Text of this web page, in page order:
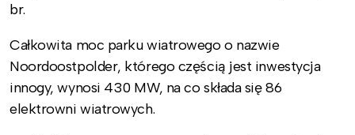
br.
Całkowita moc parku wiatrowego o nazwie
Noordoostpolder, którego częścią jest inwestycja
innogy, wynosi 430 MW, na co składa się 86
elektrowni wiatrowych.